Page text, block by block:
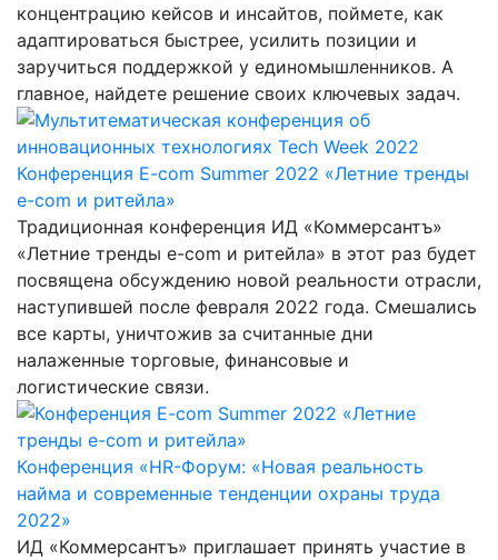
концентрацию кейсов и инсайтов, поймете, как
адаптироваться быстрее, усилить позиции и
заручиться поддержкой у единомышленников. А
главное, найдете решение своих ключевых задач.
Конференция E-com Summer 2022 «Летние тренды
e-com и ритейла»
Традиционная конференция ИД «Коммерсантъ»
«Летние тренды e-com и ритейла» в этот раз будет
посвящена обсуждению новой реальности отрасли,
наступившей после февраля 2022 года. Смешались
все карты, уничтожив за считанные дни
налаженные торговые, финансовые и
логистические связи.
Конференция «HR-Форум: «Новая реальность
найма и современные тенденции охраны труда
2022»
ИД «Коммерсантъ» приглашает принять участие в